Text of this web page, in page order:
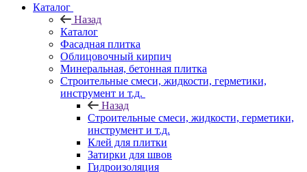
Каталог
Назад
Каталог
Фасадная плитка
Облицовочный кирпич
Минеральная, бетонная плитка
Строительные смеси, жидкости, герметики,
инструмент и т.д.
Назад
Строительные смеси, жидкости, герметики,
инструмент и т.д.
Клей для плитки
Затирки для швов
Гидроизоляция